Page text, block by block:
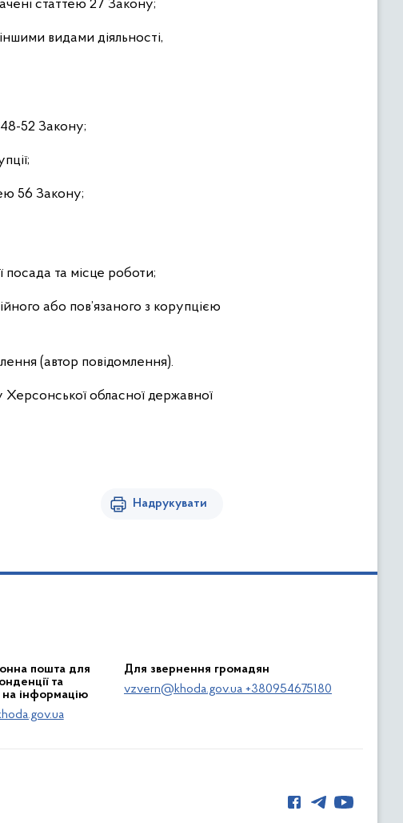
статтею 27 Закону;
видами діяльності,
52 Закону;
56 Закону;
посада та місце роботи;
або пов’язаного з корупцією
(автор повідомлення).
обласної державної
Надрукувати
пошта для
та
на інформацію
Для звернення громадян
vzvern@khoda.gov.ua +380954675180